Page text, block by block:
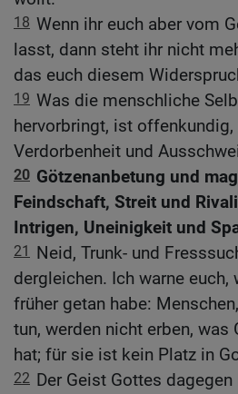
18 Wenn ihr euch aber vom
lasst, dann steht ihr nicht
das euch diesem
19 Was die menschliche
hervorbringt, ist offenkundig,
Verdorbenheit und
20 Götzenanbetung und
Feindschaft, Streit und
Intrigen, Uneinigkeit und
21
Neid, Trunk- und
dergleichen. Ich warne euch,
früher getan habe:
tun, werden nicht erben, was
hat; für sie ist kein Platz in
22 Der Geist Gottes